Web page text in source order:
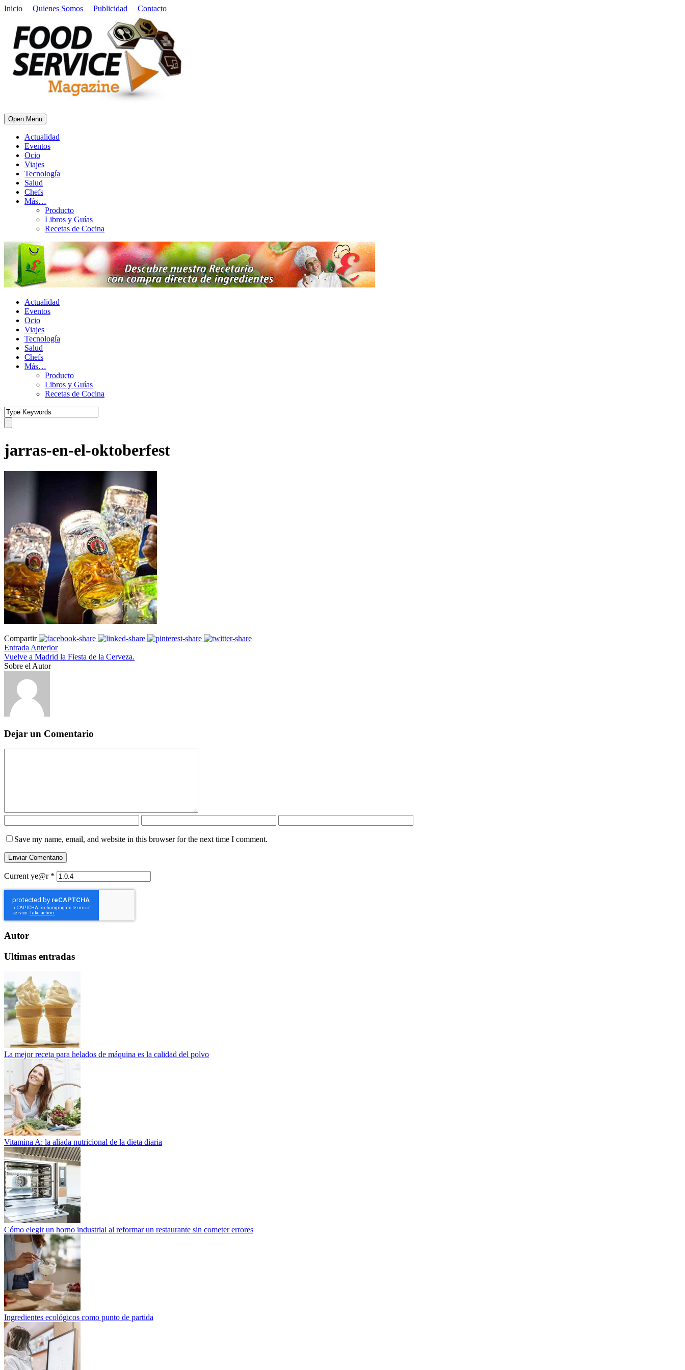
Inicio Quienes Somos Publicidad Contacto
Open Menu
Actualidad
Eventos
Ocio
Viajes
Tecnología
Salud
Chefs
Más…
Producto
Libros y Guías
Recetas de Cocina
Actualidad
Eventos
Ocio
Viajes
Tecnología
Salud
Chefs
Más…
Producto
Libros y Guías
Recetas de Cocina
jarras-en-el-oktoberfest
Compartir
Entrada Anterior
Vuelve a Madrid la Fiesta de la Cerveza.
Sobre el Autor
Dejar un Comentario
Save my name, email, and website in this browser for the next time I comment.
Current ye@r *
Autor
Ultimas entradas
La mejor receta para helados de máquina es la calidad del polvo
Vitamina A: la aliada nutricional de la dieta diaria
Cómo elegir un horno industrial al reformar un restaurante sin cometer errores
Ingredientes ecológicos como punto de partida